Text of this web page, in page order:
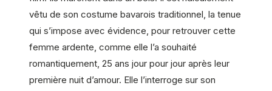
vêtu de son costume bavarois traditionnel, la tenue
qui s’impose avec évidence, pour retrouver cette
femme ardente, comme elle l’a souhaité
romantiquement, 25 ans jour pour jour après leur
première nuit d’amour. Elle l’interroge sur son